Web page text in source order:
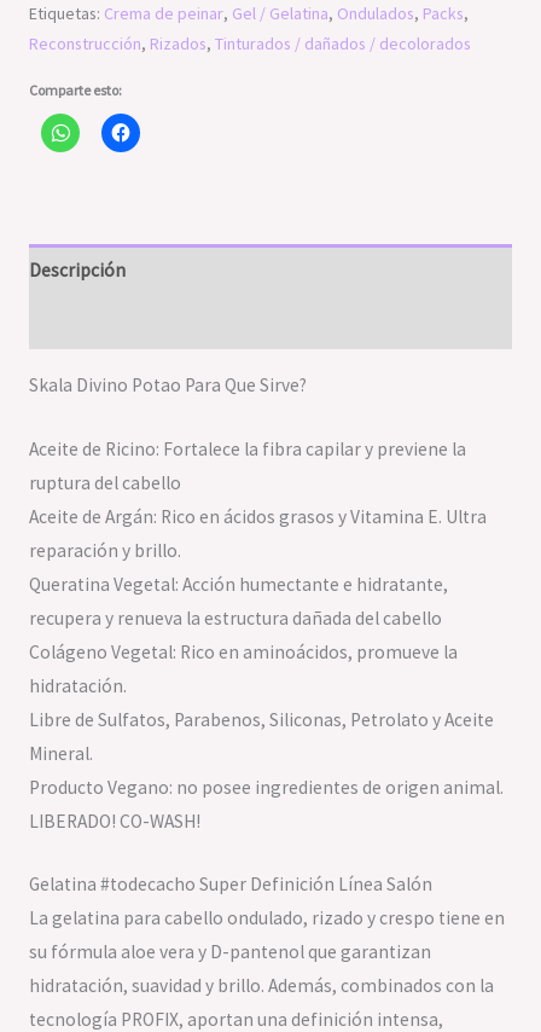
Etiquetas: Crema de peinar, Gel / Gelatina, Ondulados, Packs,
Reconstrucción, Rizados, Tinturados / dañados / decolorados
Comparte esto:
Descripción
Skala Divino Potao Para Que Sirve?
Aceite de Ricino: Fortalece la fibra capilar y previene la
ruptura del cabello
Aceite de Argán: Rico en ácidos grasos y Vitamina E. Ultra
reparación y brillo.
Queratina Vegetal: Acción humectante e hidratante,
recupera y renueva la estructura dañada del cabello
Colágeno Vegetal: Rico en aminoácidos, promueve la
hidratación.
Libre de Sulfatos, Parabenos, Siliconas, Petrolato y Aceite
Mineral.
Producto Vegano: no posee ingredientes de origen animal.
LIBERADO! CO-WASH!
Gelatina #todecacho Super Definición Línea Salón
La gelatina para cabello ondulado, rizado y crespo tiene en
su fórmula aloe vera y D-pantenol que garantizan
hidratación, suavidad y brillo. Además, combinados con la
tecnología PROFIX, aportan una definición intensa,